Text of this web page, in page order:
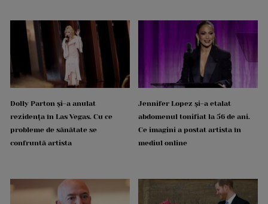
Dolly Parton și-a anulat
rezidența în Las Vegas. Cu ce
probleme de sănătate se
confruntă artista
Jennifer Lopez și-a etalat
abdomenul tonifiat la 56 de ani.
Ce imagini a postat artista în
mediul online